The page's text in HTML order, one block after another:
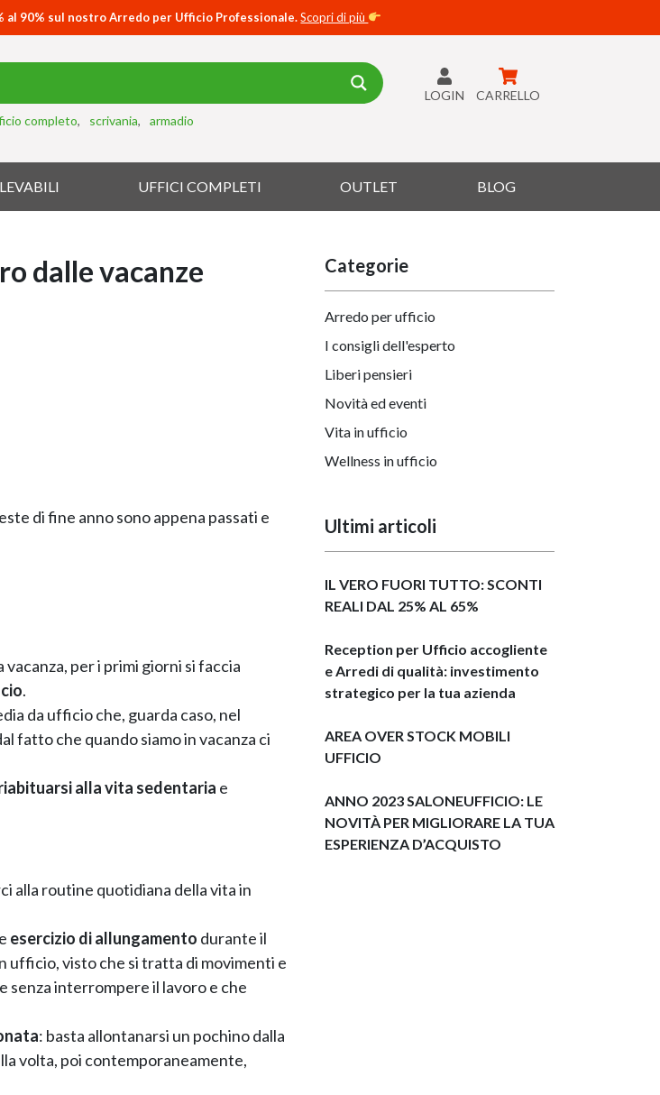
al 90% sul nostro Arredo per Ufficio Professionale.Scopri di più
completo scrivania armadio
LOGIN CARRELLO
UFFICI COMPLETI OUTLET BLOG
dalle vacanze
di fine anno sono appena passati e
per i primi giorni si faccia
.
da ufficio che, guarda caso, nel
fatto che quando siamo in vacanza ci
alla vita sedentaria e
alla routine quotidiana della vita in
esercizio di allungamento durante il
ufficio, visto che si tratta di movimenti e
senza interrompere il lavoro e che
: basta allontanarsi un pochino dalla
volta, poi contemporaneamente,
Categorie
Arredo per ufficio
I consigli dell'esperto
Liberi pensieri
Novità ed eventi
Vita in ufficio
Wellness in ufficio
Ultimi articoli
IL VERO FUORI TUTTO: SCONTI
REALI DAL 25% AL 65%
Reception per Ufficio accogliente
e Arredi di qualità: investimento
strategico per la tua azienda
AREA OVER STOCK MOBILI
UFFICIO
ANNO 2023 SALONEUFFICIO: LE
NOVITÀ PER MIGLIORARE LA TUA
ESPERIENZA D’ACQUISTO